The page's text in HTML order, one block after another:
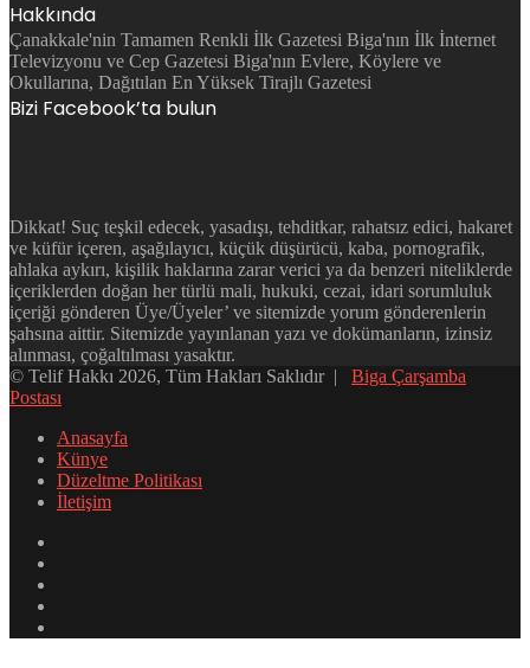
Hakkında
Çanakkale'nin Tamamen Renkli İlk Gazetesi Biga'nın İlk İnternet
Televizyonu ve Cep Gazetesi Biga'nın Evlere, Köylere ve
Okullarına, Dağıtılan En Yüksek Tirajlı Gazetesi
Bizi Facebook’ta bulun
Dikkat! Suç teşkil edecek, yasadışı, tehditkar, rahatsız edici, hakaret
ve küfür içeren, aşağılayıcı, küçük düşürücü, kaba, pornografik,
ahlaka aykırı, kişilik haklarına zarar verici ya da benzeri niteliklerde
içeriklerden doğan her türlü mali, hukuki, cezai, idari sorumluluk
içeriği gönderen Üye/Üyeler’ ve sitemizde yorum gönderenlerin
şahsına aittir. Sitemizde yayınlanan yazı ve dokümanların, izinsiz
alınması, çoğaltılması yasaktır.
© Telif Hakkı 2026, Tüm Hakları Saklıdır | Biga Çarşamba
Postası
Anasayfa
Künye
Düzeltme Politikası
İletişim